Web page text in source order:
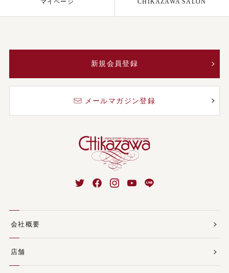
マイページ CHIKAZAWA SALON
新規会員登録
メールマガジン登録
会社概要
店舗